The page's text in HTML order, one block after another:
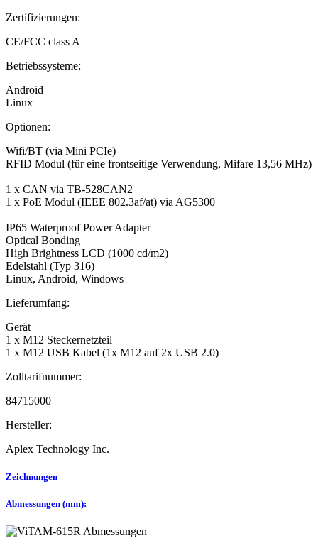
Zertifizierungen:
CE/FCC class A
Betriebssysteme:
Android
Linux
Optionen:
Wifi/BT (via Mini PCIe)
RFID Modul (für eine frontseitige Verwendung, Mifare 13,56 MHz)
1 x CAN via TB-528CAN2
1 x PoE Modul (IEEE 802.3af/at) via AG5300
IP65 Waterproof Power Adapter
Optical Bonding
High Brightness LCD (1000 cd/m2)
Edelstahl (Typ 316)
Linux, Android, Windows
Lieferumfang:
Gerät
1 x M12 Steckernetzteil
1 x M12 USB Kabel (1x M12 auf 2x USB 2.0)
Zolltarifnummer:
84715000
Hersteller:
Aplex Technology Inc.
Zeichnungen
Abmessungen (mm):